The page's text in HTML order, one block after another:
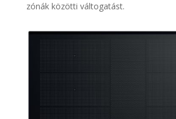
zónák közötti váltogatást.